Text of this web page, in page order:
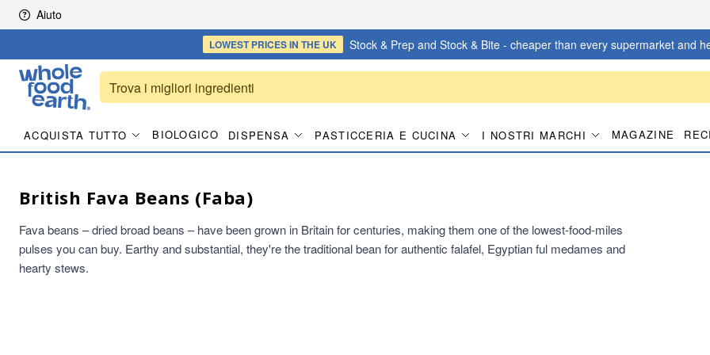
Skip to content
Aiuto
LOWEST PRICESIN THE UK Stock & Prep and Stock & Bite - cheaper than every supermarket and
ACQUISTA TUTTO BIOLOGICO DISPENSA PASTICCERIA E CUCINA I NOSTRI MARCHI MAGAZINE
British Fava Beans (Faba)
Fava beans – dried broad beans – have been grown in Britain for centuries, making them one of the lowest-food-miles
pulses you can buy. Earthy and substantial, they're the traditional bean for authentic falafel, Egyptian ful medames and
hearty stews.